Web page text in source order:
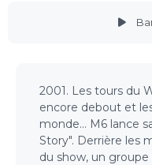
2001. Les tours du
encore debout et
monde… M6 lance
Story". Derrière les
du show, un